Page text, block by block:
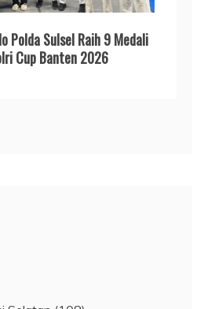
Polda Sulsel Raih 9 Medali
Cup Banten 2026